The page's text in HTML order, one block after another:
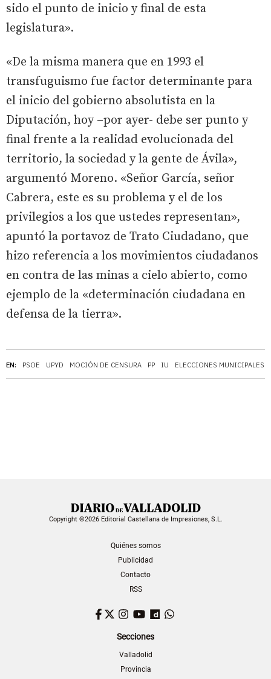
EN: PSOE UPYD MOCIÓN DE CENSURA PP IU ELECCIONES MUNICIPALES
sido el punto de inicio y final de esta
legislatura».
«De la misma manera que en 1993 el
transfuguismo fue factor determinante para
el inicio del gobierno absolutista en la
Diputación, hoy –por ayer- debe ser punto y
final frente a la realidad evolucionada del
territorio, la sociedad y la gente de Ávila»,
argumentó Moreno. «Señor García, señor
Cabrera, este es su problema y el de los
privilegios a los que ustedes representan»,
apuntó la portavoz de Trato Ciudadano, que
hizo referencia a los movimientos ciudadanos
en contra de las minas a cielo abierto, como
ejemplo de la «determinación ciudadana en
defensa de la tierra».
Copyright ©2026 Editorial Castellana de Impresiones, S.L.
Quiénes somos
Publicidad
Contacto
RSS
Facebook
TwitterInstagram
YouTubeDailymotion
Secciones
Valladolid
Provincia